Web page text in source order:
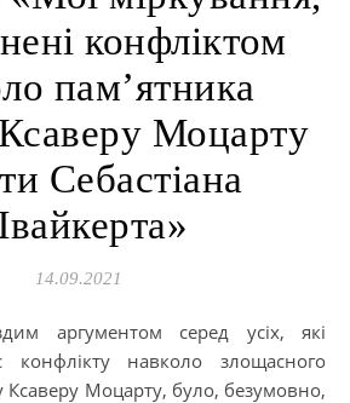
конфліктом
пам’ятника
Моцарту
Себастіана
14.09.2021
навколо злощасного
Ксаверу Моцарту, було, безумовно,